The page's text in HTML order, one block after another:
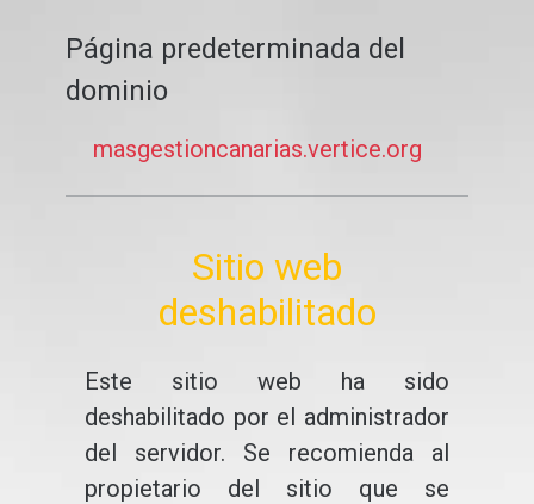
Página predeterminada del
dominio
masgestioncanarias.vertice.org
Sitio web
deshabilitado
Este sitio web ha sido
deshabilitado por el administrador
del servidor. Se recomienda al
propietario del sitio que se